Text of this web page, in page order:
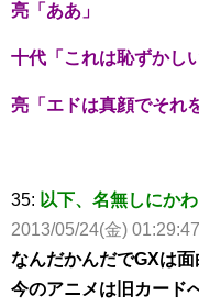
亮「ああ」
十代「これは恥ずかし
亮「エドは真顔でそれ
35: 以下、名無しにか
2013/05/24(金)
なんだかんだでGXは
今のアニメは旧カード